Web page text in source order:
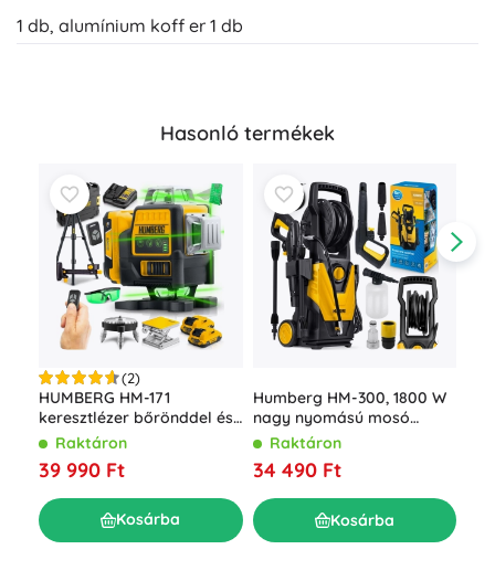
1 db, alumínium koff er 1 db
Hasonló termékek
(2)
HUMBERG HM-171
keresztlézer bőrönddel és
állvánnyal, 4D 16 vonal,
Raktáron
39 990 Ft
Kosárba
Humberg HM-300, 1800 W
nagy nyomású mosó
feltekerhető tömlővel, 230
Raktáron
34 490 Ft
Kosárba